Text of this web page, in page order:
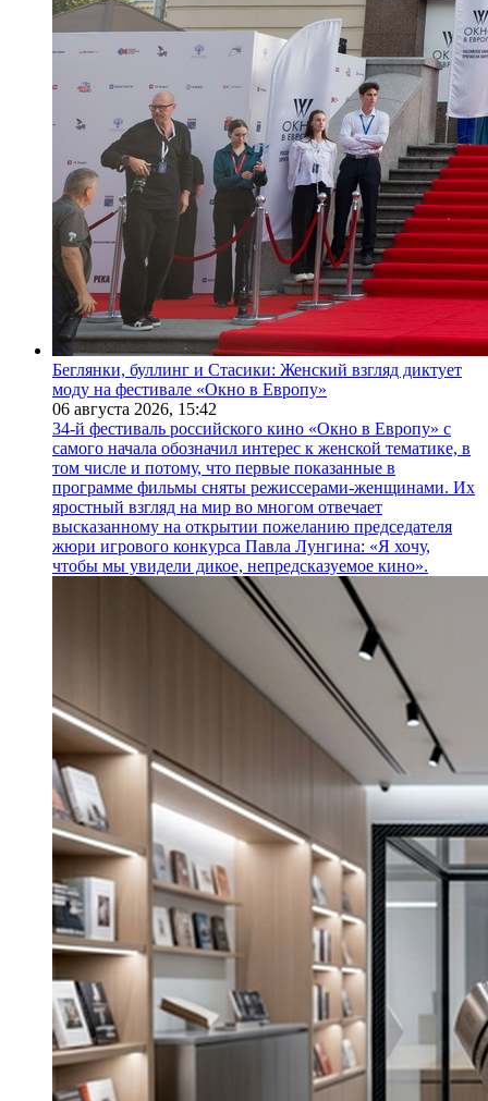
Беглянки, буллинг и Стасики: Женский взгляд диктует
моду на фестивале «Окно в Европу»
06 августа 2026, 15:42
34-й фестиваль российского кино «Окно в Европу» с
самого начала обозначил интерес к женской тематике, в
том числе и потому, что первые показанные в
программе фильмы сняты режиссерами-женщинами. Их
яростный взгляд на мир во многом отвечает
высказанному на открытии пожеланию председателя
жюри игрового конкурса Павла Лунгина: «Я хочу,
чтобы мы увидели дикое, непредсказуемое кино».